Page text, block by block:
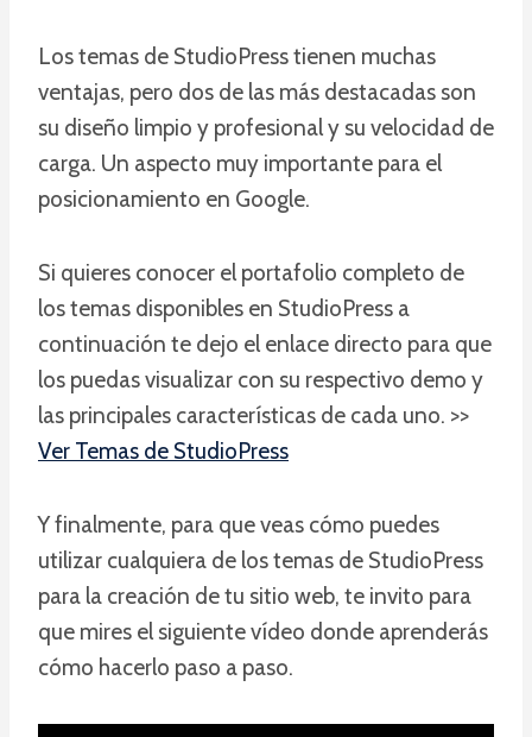
Los temas de StudioPress tienen muchas
ventajas, pero dos de las más destacadas son
su diseño limpio y profesional y su velocidad de
carga. Un aspecto muy importante para el
posicionamiento en Google.
Si quieres conocer el portafolio completo de
los temas disponibles en StudioPress a
continuación te dejo el enlace directo para que
los puedas visualizar con su respectivo demo y
las principales características de cada uno. >>
Ver Temas de StudioPress
Y finalmente, para que veas cómo puedes
utilizar cualquiera de los temas de StudioPress
para la creación de tu sitio web, te invito para
que mires el siguiente vídeo donde aprenderás
cómo hacerlo paso a paso.